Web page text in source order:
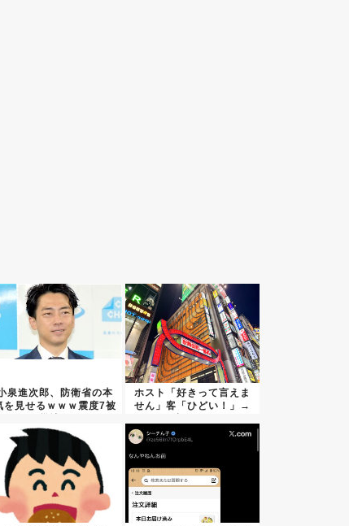
泉進次郎、防衛省の本
を見せるｗｗｗ震度7被
ホスト「好きって言えま
せん」客「ひどい！」→